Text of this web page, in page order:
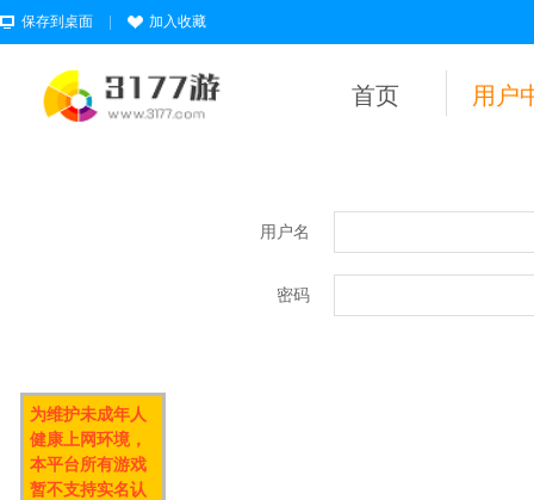
保存到桌面 加入收藏
首页 用户
用户名
密码
为维护未成年人
健康上网环境，
本平台所有游戏
暂不支持实名认